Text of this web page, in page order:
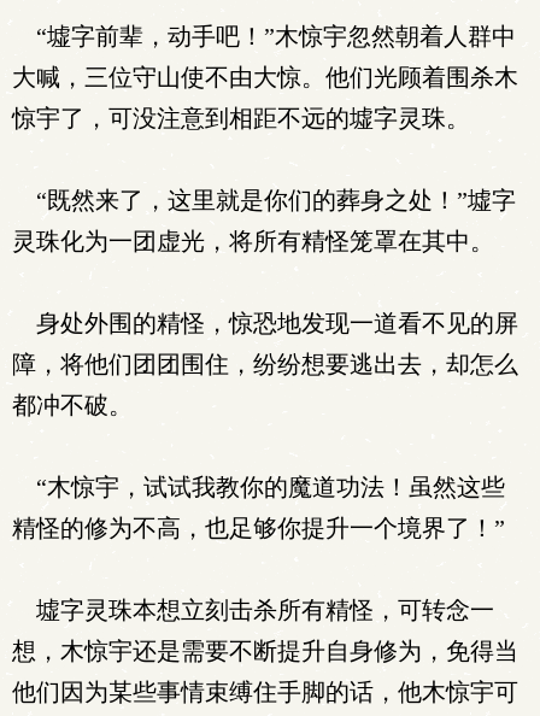
“墟字前辈，动手吧！”木惊宇忽然朝着人群中
大喊，三位守山使不由大惊。他们光顾着围杀木
惊宇了，可没注意到相距不远的墟字灵珠。
“既然来了，这里就是你们的葬身之处！”墟字
灵珠化为一团虚光，将所有精怪笼罩在其中。
身处外围的精怪，惊恐地发现一道看不见的屏
障，将他们团团围住，纷纷想要逃出去，却怎么
都冲不破。
“木惊宇，试试我教你的魔道功法！虽然这些
精怪的修为不高，也足够你提升一个境界了！”
墟字灵珠本想立刻击杀所有精怪，可转念一
想，木惊宇还是需要不断提升自身修为，免得当
他们因为某些事情束缚住手脚的话，他木惊宇可